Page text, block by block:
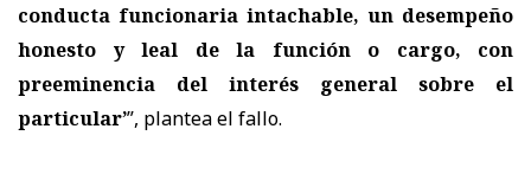
conducta funcionaria intachable, un desempeño
honesto y leal de la función o cargo, con
preeminencia del interés general sobre el
particular’”, plantea el fallo.